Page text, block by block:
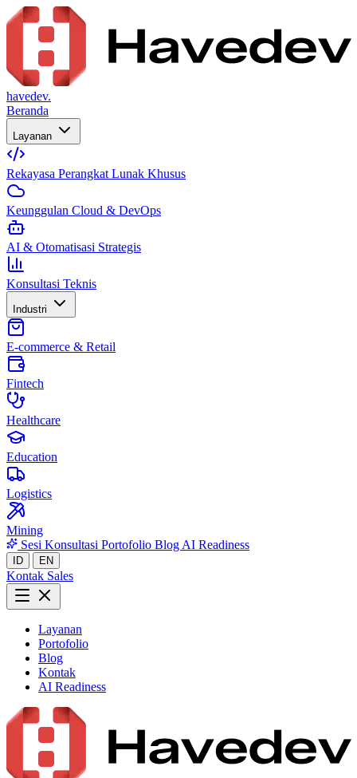
havedev.
Beranda
Layanan
Rekayasa Perangkat Lunak Khusus
Keunggulan Cloud & DevOps
AI & Otomatisasi Strategis
Konsultasi Teknis
Industri
E-commerce & Retail
Fintech
Healthcare
Education
Logistics
Mining
Sesi Konsultasi Portofolio Blog AI Readiness
ID EN
Kontak Sales
Layanan
Portofolio
Blog
Kontak
AI Readiness